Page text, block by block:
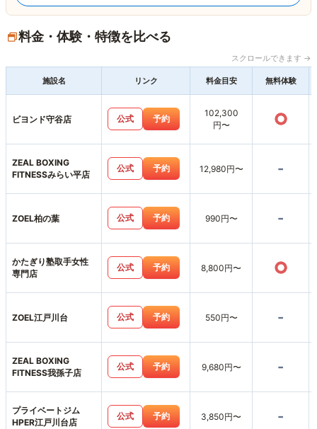
料金・体験・特徴を比べる
スクロールできます →
施設名 リンク 料金目安 無料体験
ビヨンド守谷店 公式 予約
102,300
円〜
○
ZEAL BOXING
FITNESSみらい平店
公式 予約 12,980円〜 -
ZOEL柏の葉 公式 予約 990円〜 -
かたぎり塾取手女性
専門店
公式 予約 8,800円〜 ○
ZOEL江戸川台 公式 予約 550円〜 -
ZEAL BOXING
FITNESS我孫子店
公式 予約 9,680円〜 -
プライベートジム
HPER江戸川台店
公式 予約 3,850円〜 -